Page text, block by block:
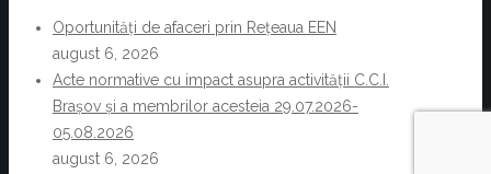
Oportunități de afaceri prin Rețeaua EEN
august 6, 2026
Acte normative cu impact asupra activității C.C.I.
Brașov și a membrilor acesteia 29.07.2026-
05.08.2026
august 6, 2026